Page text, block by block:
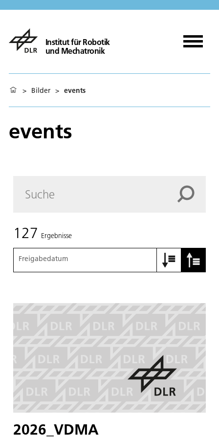
Institut für Robotik
und Mechatronik
> Bilder > events
events
127 Ergebnisse
Freigabedatum
2026_VDMA